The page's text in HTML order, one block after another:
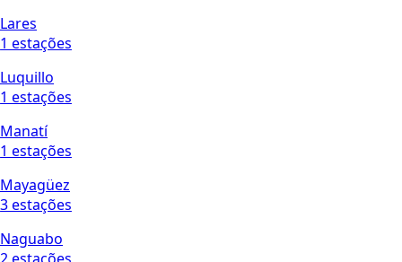
Lares
1 estações
Luquillo
1 estações
Manatí
1 estações
Mayagüez
3 estações
Naguabo